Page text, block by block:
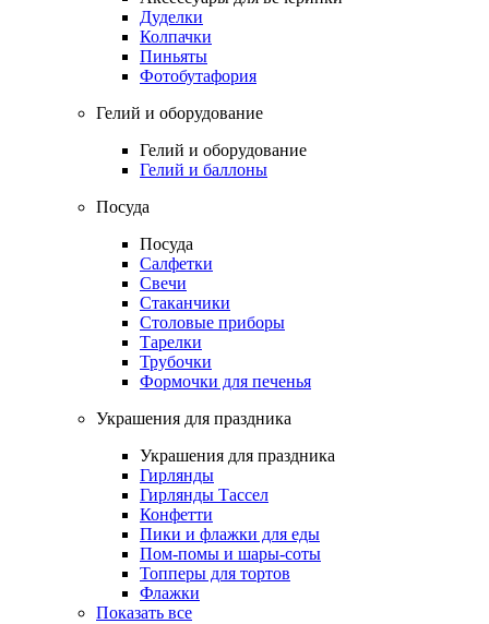
Дуделки
Колпачки
Пиньяты
Фотобутафория
Гелий и оборудование
Гелий и оборудование
Гелий и баллоны
Посуда
Посуда
Салфетки
Свечи
Стаканчики
Столовые приборы
Тарелки
Трубочки
Формочки для печенья
Украшения для праздника
Украшения для праздника
Гирлянды
Гирлянды Тассел
Конфетти
Пики и флажки для еды
Пом-помы и шары-соты
Топперы для тортов
Флажки
Показать все